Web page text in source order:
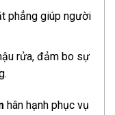
phẳng giúp người
rửa, đảm bo sự
hân hạnh phục vụ